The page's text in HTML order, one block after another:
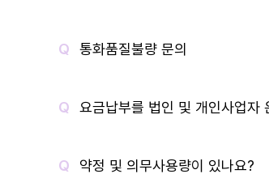
통화품질불량 문의
요금납부를 법인 및 개인사업자
약정 및 의무사용량이 있나요?